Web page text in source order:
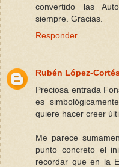
convertido las
siempre. Gracias.
Responder
Rubén López-
Preciosa entrada
es
quiere hacer creer
Me parece
punto concreto el
recordar que en la